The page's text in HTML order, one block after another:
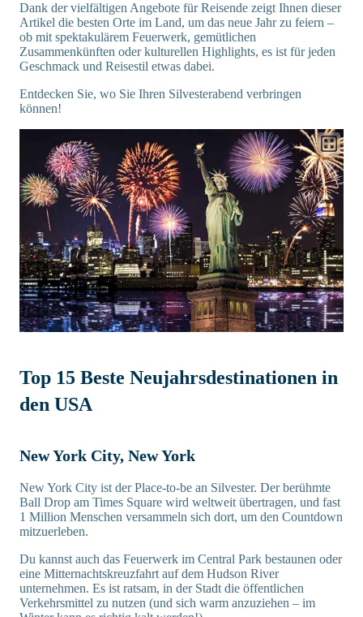
Dank der vielfältigen Angebote für Reisende zeigt Ihnen dieser
Artikel die besten Orte im Land, um das neue Jahr zu feiern –
ob mit spektakulärem Feuerwerk, gemütlichen
Zusammenkünften oder kulturellen Highlights, es ist für jeden
Geschmack und Reisestil etwas dabei.
Entdecken Sie, wo Sie Ihren Silvesterabend verbringen
können!
Top 15 Beste Neujahrsdestinationen in
den USA
New York City, New York
New York City ist der Place-to-be an Silvester. Der berühmte
Ball Drop am Times Square wird weltweit übertragen, und fast
1 Million Menschen versammeln sich dort, um den Countdown
mitzuerleben.
Du kannst auch das Feuerwerk im Central Park bestaunen oder
eine Mitternachtskreuzfahrt auf dem Hudson River
unternehmen. Es ist ratsam, in der Stadt die öffentlichen
Verkehrsmittel zu nutzen (und sich warm anzuziehen – im